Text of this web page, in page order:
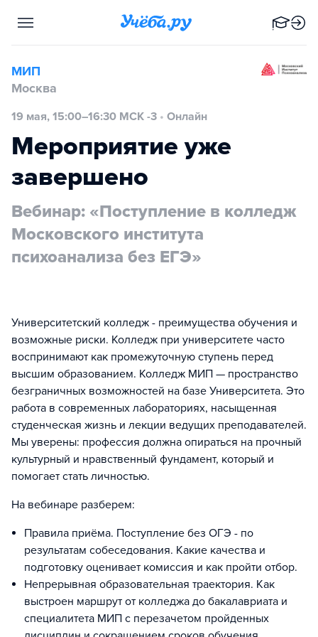
МИП
Москва
19 мая, 15:00–16:30 МСК -3 • Онлайн
Мероприятие уже
завершено
Вебинар: «Поступление в колледж
Московского института
психоанализа без ЕГЭ»
Университетский колледж - преимущества обучения и
возможные риски. Колледж при университете часто
воспринимают как промежуточную ступень перед
высшим образованием. Колледж МИП — пространство
безграничных возможностей на базе Университета. Это
работа в современных лабораториях, насыщенная
студенческая жизнь и лекции ведущих преподавателей.
Мы уверены: профессия должна опираться на прочный
культурный и нравственный фундамент, который и
помогает стать личностью.
На вебинаре разберем:
Правила приёма. Поступление без ОГЭ - по
результатам собеседования. Какие качества и
подготовку оценивает комиссия и как пройти отбор.
Непрерывная образовательная траектория. Как
выстроен маршрут от колледжа до бакалавриата и
специалитета МИП с перезачетом пройденных